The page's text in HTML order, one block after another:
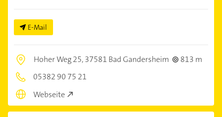
E-Mail
Hoher Weg 25,37581 Bad Gandersheim
813 m
05382 90 75 21
Webseite